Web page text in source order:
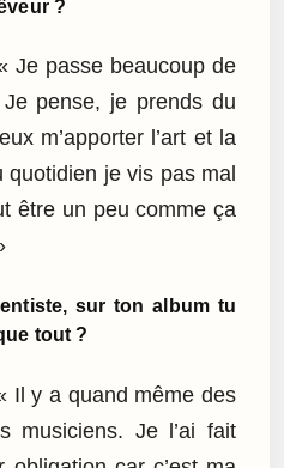
?
Je passe beaucoup de
pense, je prends du
m’apporter l’art et la
je vis pas mal
être un peu comme ça
sur ton album tu
tout ?
Il y a quand même des
musiciens. Je l’ai fait